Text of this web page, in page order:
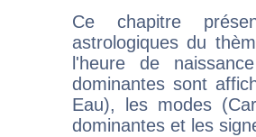
Ce chapitre
astrologiques du
l'heure de
dominantes sont
Eau), les modes
dominantes et les